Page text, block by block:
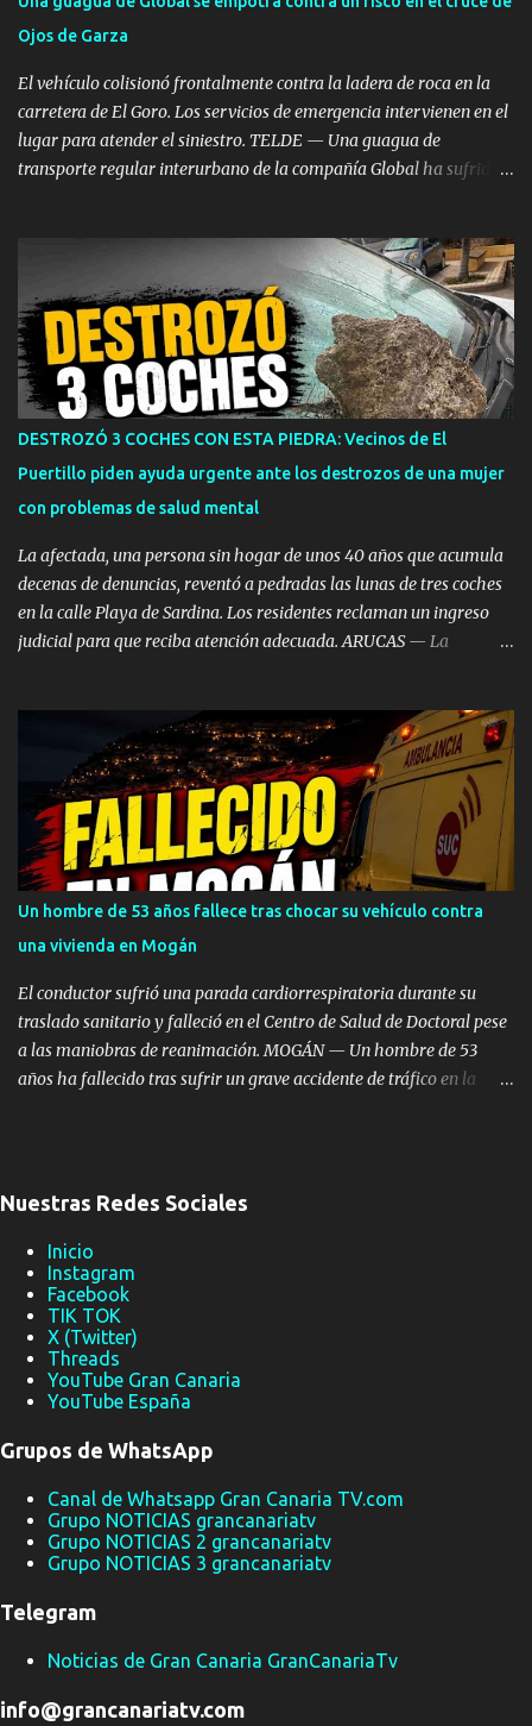
un tanque en reparación Según los datos oficiales facilitados por el
Ejecutivo autonómico, la primera llamada de alerta se recibió en el
Centro Coordinador a las 12:10 horas...
Ojos de Garza
El vehículo colisionó frontalmente contra la ladera de roca en la
carretera de El Goro. Los servicios de emergencia intervienen en el
lugar para atender el siniestro. TELDE — Una guagua de
transporte regular interurbano de la compañía Global ha sufrido
en la intersección de Ojos de Garza con la carretera de El Goro,
dentro del municipio de Telde. Por causas que aún se están
investigando, el vehículo de viajeros perdió el control e impactó de
lleno contra la pared rocosa situada junto a la calzada, quedando
completamente detenido tras la colisión. Dispositivo de
emergencias en la zona Por el momento no se ha especificado el
número exacto de pasajeros que viajaban a bordo en el momento
diversa consideración entre los ocupantes o el conductor. Hasta el
lugar de los hechos se han desplazado recursos de eme...
DESTROZÓ 3 COCHES CON ESTA PIEDRA: Vecinos de El
Puertillo piden ayuda urgente ante los destrozos de una mujer
con problemas de salud mental
La afectada, una persona sin hogar de unos 40 años que acumula
decenas de denuncias, reventó a pedradas las lunas de tres coches
en la calle Playa de Sardina. Los residentes reclaman un ingreso
judicial para que reciba atención adecuada. ARUCAS — La
Arucas. Durante la tarde de este pasado jueves, 30 de julio, una
mujer sin hogar de aproximadamente 40 años sembró el caos en
la calle Playa de Sardina al fracturar a pedradas las lunas
delanteras de tres vehículos correctamente estacionados en la vía
pública. Los hechos se registraron sobre las 16:00 horas , en pleno
día, cuando la mujer comenzó a lanzar piedras de gran tamaño
contra los automóviles sin motivo aparente, causando severos
altercados Según relatan los propios residentes, no se trata de un
episodio aislado. La mujer padece graves proble...
Un hombre de 53 años fallece tras chocar su vehículo contra
una vivienda en Mogán
El conductor sufrió una parada cardiorrespiratoria durante su
traslado sanitario y falleció en el Centro de Salud de Doctoral pese
a las maniobras de reanimación. MOGÁN — Un hombre de 53
años ha fallecido tras sufrir un grave accidente de tráfico en la
se produjo sobre las 22:13 horas , momento en el que el Centro
Gobierno de Canarias comenzó a recibir llamadas alertando de
que un turismo había colisionado contra un inmueble y que su
único ocupante precisaba asistencia médica urgente. Parada
cardiorrespiratoria durante el traslado Desde la sala del 112 se
activó de inmediato un dispositivo de emergencia compuesto por
una ambulancia medicalizada y otra de soporte vital básico del
Nuestras Redes Sociales
Inicio
Instagram
Facebook
TIK TOK
X (Twitter)
Threads
YouTube Gran Canaria
YouTube España
Grupos de WhatsApp
Canal de Whatsapp Gran Canaria TV.com
Grupo NOTICIAS grancanariatv
Grupo NOTICIAS 2 grancanariatv
Grupo NOTICIAS 3 grancanariatv
Telegram
Noticias de Gran Canaria GranCanariaTv
info@grancanariatv.com